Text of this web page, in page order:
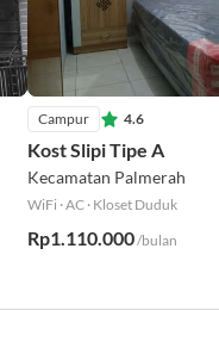
Campur 4.6
Kost Slipi Tipe A
Kecamatan Palmerah
WiFi ·AC · Kloset Duduk
Rp1.110.000/bulan